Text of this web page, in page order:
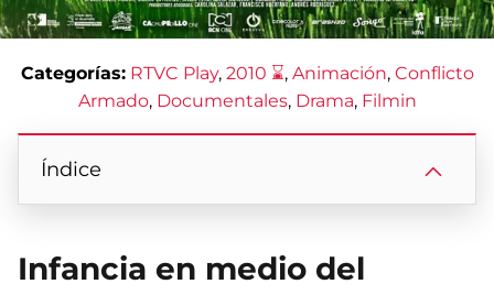
Categorías: RTVC Play, 2010 ⌛, Animación, Conflicto
Armado, Documentales, Drama, Filmin
Índice
Infancia en medio del